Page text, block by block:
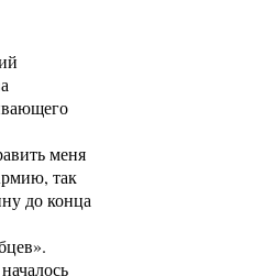
меня
так
до конца